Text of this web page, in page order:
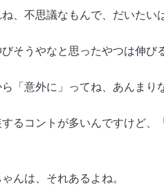
不思議なもんで、だいたい
そうやなと思ったやつは伸びる
意外に」ってね、あんまりな
るコントが多いんですけど、
んは、それあるよね。